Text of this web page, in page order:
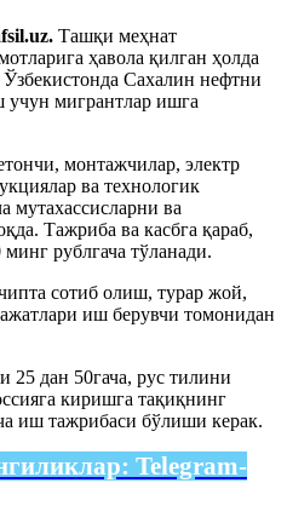
Ташқи меҳнат
ҳавола қилган ҳолда
Сахалин нефтни
мигрантлар ишга
монтажчилар, электр
ва технологик
мутахассисларни ва
Тажриба ва касбга қараб,
рублгача тўланади.
сотиб олиш, турар жой,
иш берувчи томонидан
25 дан 50гача, рус тилини
киришга тақиқнинг
иш тажрибаси бўлиши керак.
Telegram-